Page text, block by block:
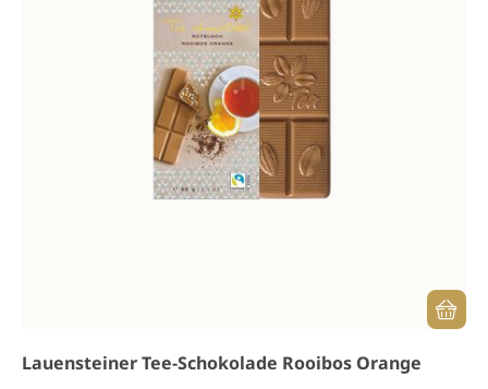
Lauensteiner Tee-Schokolade Rooibos Orange